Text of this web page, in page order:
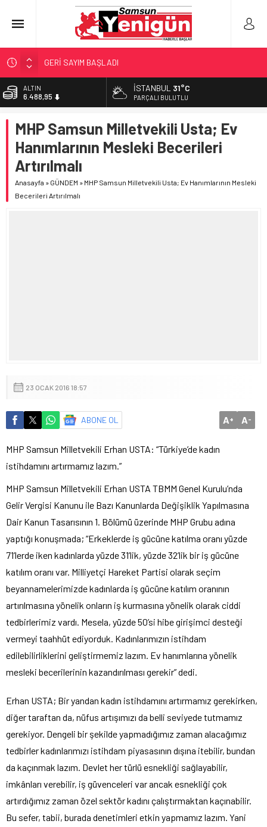
GERİ SAYIM BAŞLADI
SAMSUNSPOR’DA HEDEF 5’İNCİLİK!
‘BAFRA’YA YATIRIM YAPIN!’
YÖNETİCİ SEÇERKEN YAPILAN EN BÜYÜK HATALAR
ALTIN
6.488,95
13.798,82
DOLAR
47,5939
54,9646
İSTANBUL 31°C
PARÇALI BULUTLU
MHP Samsun Milletvekili Usta; Ev
Hanımlarının Mesleki Becerileri
Artırılmalı
Anasayfa » GÜNDEM » MHP Samsun Milletvekili Usta; Ev Hanımlarının Mesleki
Becerileri Artırılmalı
23 OCAK 2016 18:57
ABONE OL A+ A-
MHP Samsun Milletvekili Erhan USTA: “Türkiye’de kadın
istihdamını artırmamız lazım.”
MHP Samsun Milletvekili Erhan USTA TBMM Genel Kurulu’nda
Gelir Vergisi Kanunu ile Bazı Kanunlarda Değişiklik Yapılmasına
Dair Kanun Tasarısının 1. Bölümü üzerinde MHP Grubu adına
yaptığı konuşmada; “Erkeklerde iş gücüne katılma oranı yüzde
71’lerde iken kadınlarda yüzde 31’lik, yüzde 32’lik bir iş gücüne
katılım oranı var. Milliyetçi Hareket Partisi olarak seçim
beyannamelerimizde kadınlarda iş gücüne katılım oranının
artırılmasına yönelik onların iş kurmasına yönelik olarak ciddi
tedbirlerimiz vardı. Mesela, yüzde 50’si hibe girişimci desteği
vermeyi taahhüt ediyorduk. Kadınlarımızın istihdam
edilebilirliklerini geliştirmemiz lazım. Ev hanımlarına yönelik
mesleki becerilerinin kazandırılması gerekir” dedi.
Erhan USTA; Bir yandan kadın istihdamını artırmamız gerekirken,
diğer taraftan da, nüfus artışımızı da belli seviyede tutmamız
gerekiyor. Dengeli bir şekilde yapmadığımız zaman alacağımız
tedbirler kadınlarımızı istihdam piyasasının dışına itebilir, bundan
da kaçınmak lazım. Devlet her türlü esnekliği sağlayabilir,
imkânları verebilir, iş güvenceleri var ancak esnekliği çok
artırdığımız zaman özel sektör kadını çalıştırmaktan kaçınabilir.
Bu sefer, tabii, burada denetimleri etkin yapmamız lazım. Yani